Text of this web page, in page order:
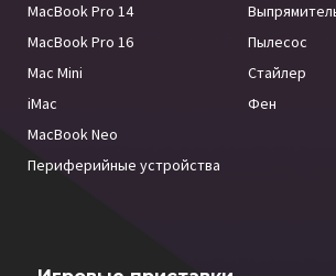
MacBook Pro 14
MacBook Pro 16
Mac Mini
iMac
MacBook Neo
Периферийные устройства
Пылесос
Стайлер
Фен